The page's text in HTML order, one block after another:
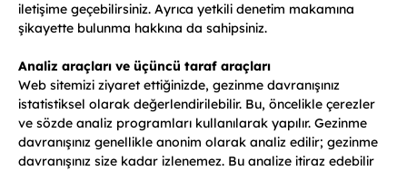
iletişime geçebilirsiniz. Ayrıca yetkili denetim makamına
şikayette bulunma hakkına da sahipsiniz.
Analiz araçları ve üçüncü taraf araçları
Web sitemizi ziyaret ettiğinizde, gezinme davranışınız
istatistiksel olarak değerlendirilebilir. Bu, öncelikle çerezler
ve sözde analiz programları kullanılarak yapılır. Gezinme
davranışınız genellikle anonim olarak analiz edilir; gezinme
davranışınız size kadar izlenemez. Bu analize itiraz edebilir